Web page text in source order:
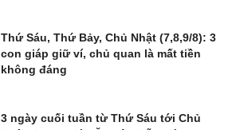
Thứ Sáu, Thứ Bảy, Chủ Nhật (7,8,9/8): 3
con giáp giữ ví, chủ quan là mất tiền
không đáng
3 ngày cuối tuần từ Thứ Sáu tới Chủ